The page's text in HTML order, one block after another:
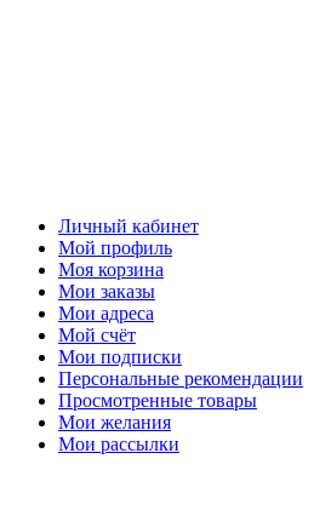
Личный кабинет
Мой профиль
Моя корзина
Мои заказы
Мои адреса
Мой счёт
Мои подписки
Персональные рекомендации
Просмотренные товары
Мои желания
Мои рассылки